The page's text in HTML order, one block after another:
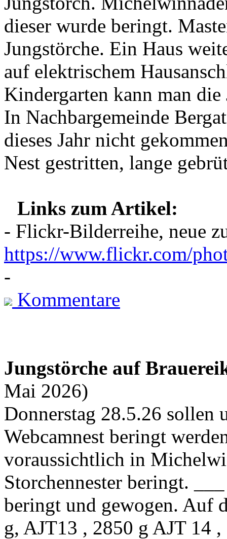
dieser wurde beringt.
Jungstörche. Ein Haus
auf elektrischem
Kindergarten kann man
In Nachbargemeinde
dieses Jahr nicht
Nest gestritten, lange
Links zum Artikel:
- Flickr-Bilderreihe, neue
https://www.flickr.com/
-
Kommentare
Jungstörche auf
Mai 2026)
Donnerstag 28.5.26 sollen
Webcamnest beringt
voraussichtlich in
Storchennester beringt.
beringt und gewogen. Auf
g, AJT13 , 2850 g AJT 14